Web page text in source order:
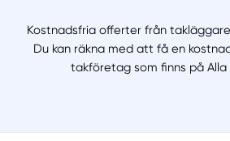
Kostnadsfria offerter från
Du kan räkna med att få en
takföretag som finns på Alla